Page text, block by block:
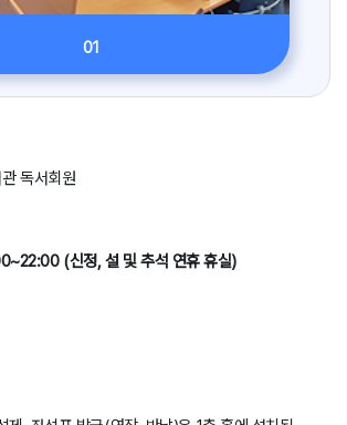
01
독서회원
(신정, 설 및 추석 연휴 휴실)